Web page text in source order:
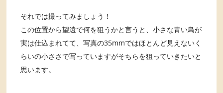
それでは撮ってみましょう！
この位置から望遠で何を狙うかと言うと、小さな青い鳥が
実は仕込まれてて、写真の35mmではほとんど見えないく
らいの小ささで写っていますがそちらを狙っていきたいと
思います。